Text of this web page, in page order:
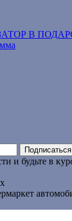
В
Подписаться
и будьте в